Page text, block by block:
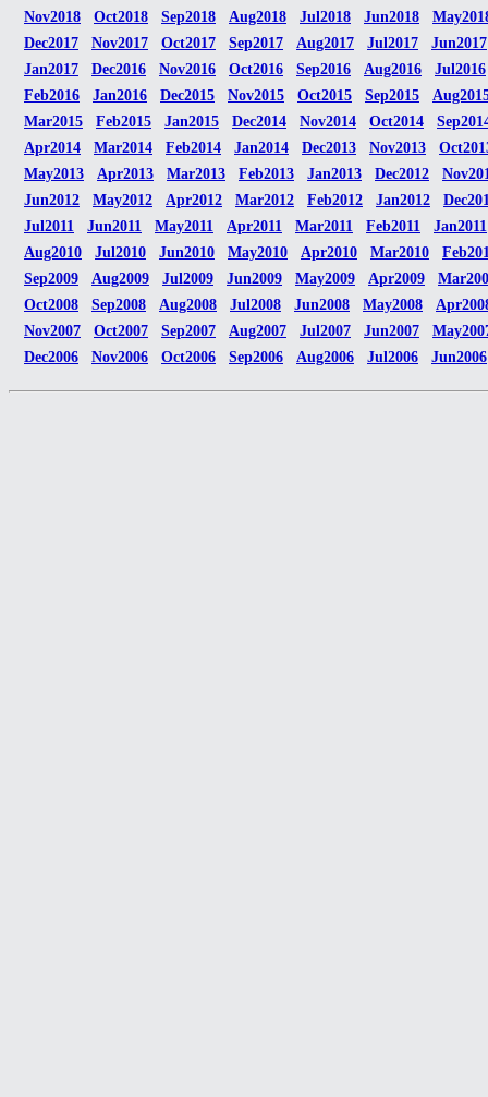
Nov2018
Oct2018 Sep2018 Aug2018 Jul2018 Jun2018
Dec2017
Nov2017 Oct2017 Sep2017 Aug2017 Jul2017
Jun2017
Jan2017
Dec2016 Nov2016 Oct2016 Sep2016 Aug2016
Jul2016
Feb2016
Jan2016 Dec2015 Nov2015 Oct2015 Sep2015
Mar2015
Feb2015 Jan2015 Dec2014 Nov2014 Oct2014
Apr2014
Mar2014 Feb2014 Jan2014 Dec2013 Nov2013
May2013
Apr2013 Mar2013 Feb2013 Jan2013 Dec2012
Jun2012
May2012 Apr2012 Mar2012 Feb2012 Jan2012
Jul2011
Jun2011 May2011 Apr2011 Mar2011 Feb2011
Jan2011
Aug2010
Jul2010 Jun2010 May2010 Apr2010 Mar2010
Sep2009
Aug2009 Jul2009 Jun2009 May2009 Apr2009
Oct2008
Sep2008 Aug2008 Jul2008 Jun2008 May2008
Nov2007
Oct2007 Sep2007 Aug2007 Jul2007 Jun2007
Dec2006
Nov2006 Oct2006 Sep2006 Aug2006 Jul2006 Jun2006